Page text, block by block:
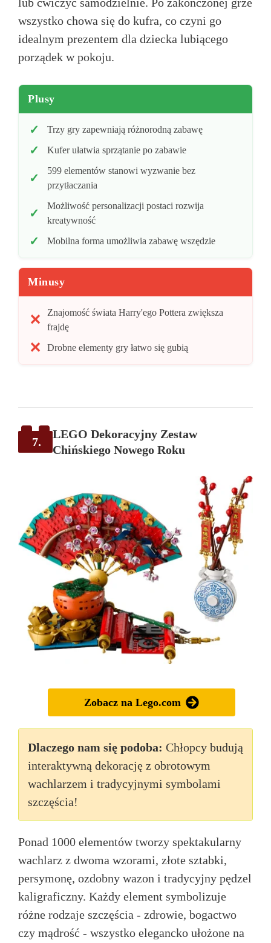
wszystko chowa się do kufra, co czyni go
idealnym prezentem dla dziecka lubiącego
porządek w pokoju.
Plusy
Trzy gry zapewniają różnorodną zabawę
Kufer ułatwia sprzątanie po zabawie
599 elementów stanowi wyzwanie bez
przytłaczania
Możliwość personalizacji postaci rozwija
kreatywność
Mobilna forma umożliwia zabawę wszędzie
Minusy
Znajomość świata Harry'ego Pottera zwiększa
frajdę
Drobne elementy gry łatwo się gubią
7.
LEGO Dekoracyjny Zestaw
Chińskiego Nowego Roku
Zobacz na Lego.com
Dlaczego nam się podoba: Chłopcy budują
interaktywną dekorację z obrotowym
wachlarzem i tradycyjnymi symbolami
szczęścia!
Ponad 1000 elementów tworzy spektakularny
wachlarz z dwoma wzorami, złote sztabki,
persymonę, ozdobny wazon i tradycyjny pędzel
kaligraficzny. Każdy element symbolizuje
różne rodzaje szczęścia - zdrowie, bogactwo
czy mądrość - wszystko elegancko ułożone na